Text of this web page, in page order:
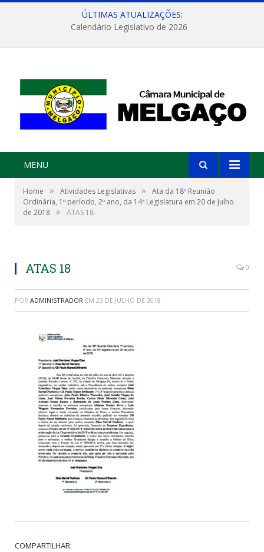
ÚLTIMAS ATUALIZAÇÕES:
Calendário Legislativo de 2026
MENU
Home » Atividades Legislativas »
Ata da 18ª Reunião
Ordinária, 1º período, 2º ano, da 14ª Legislatura em 20 de Julho
de 2018 » ATAS 18
ATAS 18 0
POR ADMINISTRADOR EM 23 DE JULHO DE 2018
COMPARTILHAR: